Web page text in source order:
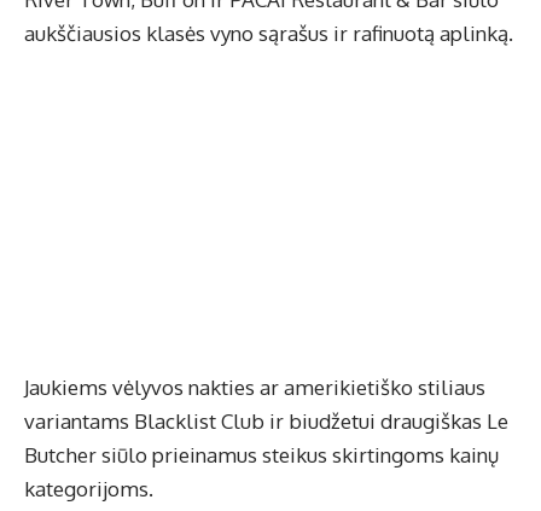
aukščiausios klasės vyno sąrašus ir rafinuotą aplinką.
Jaukiems vėlyvos nakties ar amerikietiško stiliaus
variantams Blacklist Club ir biudžetui draugiškas Le
Butcher siūlo prieinamus steikus skirtingoms kainų
kategorijoms.